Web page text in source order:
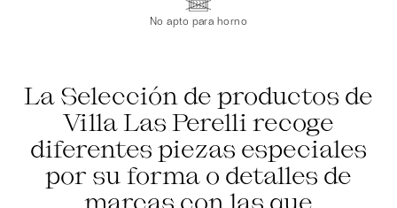
No apto para horno
La Selección de productos de
Villa Las Perelli recoge
diferentes piezas especiales
por su forma o detalles de
marcas con las que